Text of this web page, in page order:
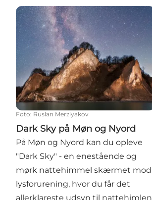
Dark Sky på Møn og Nyord
Foto: Ruslan Merzlyakov
Dark Sky på Møn og Nyord
På Møn og Nyord kan du opleve
"Dark Sky" - en enestående og
mørk nattehimmel skærmet mod
lysforurening, hvor du får det
allerklareste udsyn til nattehimlen